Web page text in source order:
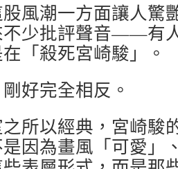
風潮一方面讓人驚
不少批評聲音——有
「殺死宮崎駿」。
好完全相反。
所以經典，宮崎駿
因為畫風「可愛」